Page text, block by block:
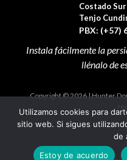
Costado Sur
Tenjo
PBX: (+57)
Copyright © 2026 | Hunter
Utilizamos cookies para
sitio web. Si sigues
de
Estoy de acuerdo